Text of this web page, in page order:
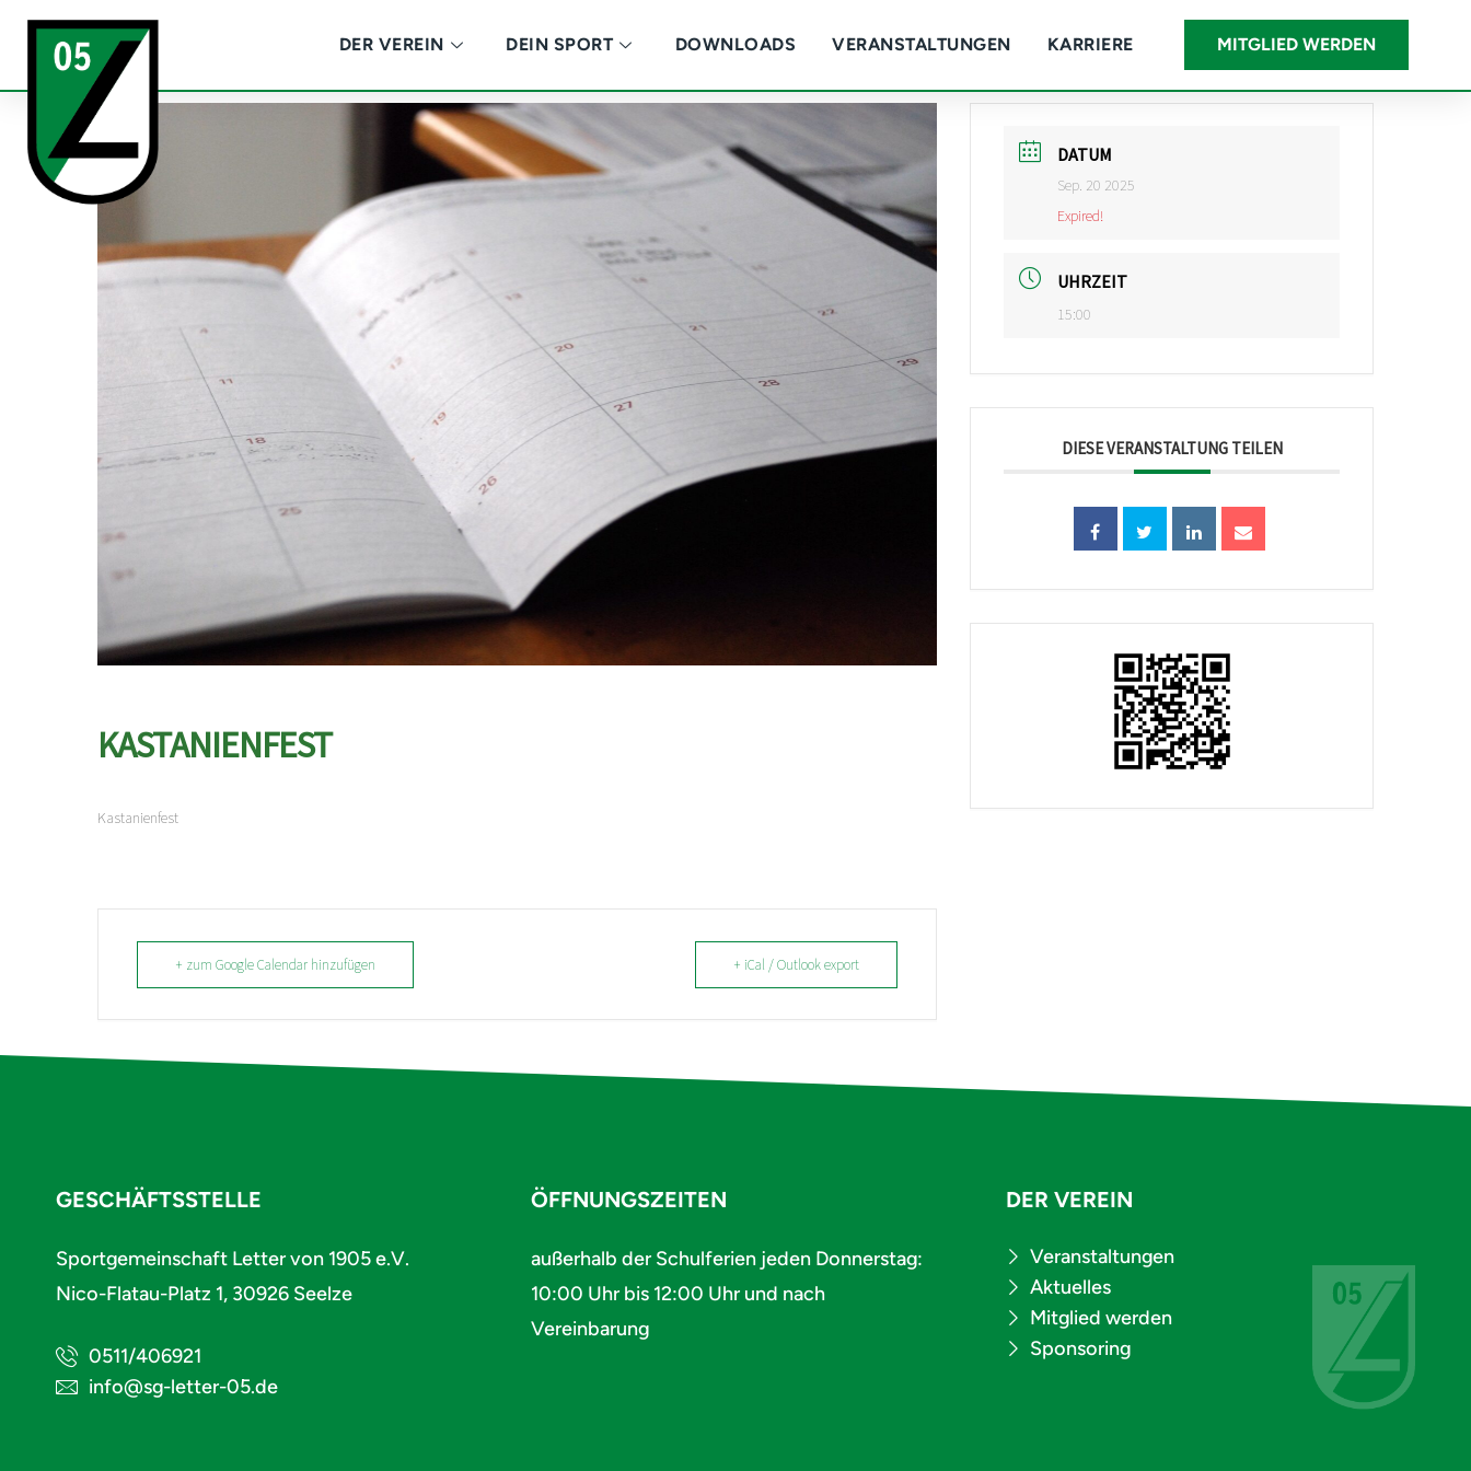
DER VEREIN DEIN SPORT DOWNLOADS VERANSTALTUNGEN KARRIERE MITGLIED WERDEN
KASTANIENFEST
Kastanienfest
+ zum Google Calendar hinzufügen + iCal / Outlook export
DATUM
Sep. 20 2025
Expired!
UHRZEIT
15:00
DIESE VERANSTALTUNG TEILEN
GESCHÄFTSSTELLE
Sportgemeinschaft Letter von 1905 e.V.
Nico-Flatau-Platz 1, 30926 Seelze
0511/406921
info@sg-letter-05.de
ÖFFNUNGSZEITEN
außerhalb der Schulferien jeden Donnerstag:
10:00 Uhr bis 12:00 Uhr und nach
Vereinbarung
DER VEREIN
Veranstaltungen
Aktuelles
Mitglied werden
Sponsoring